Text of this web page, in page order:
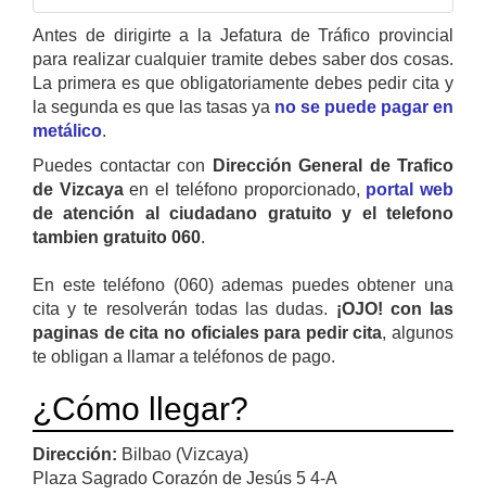
Antes de dirigirte a la Jefatura de Tráfico provincial
para realizar cualquier tramite debes saber dos cosas.
La primera es que obligatoriamente debes pedir cita y
la segunda es que las tasas ya no se puede pagar en
metálico.
Puedes contactar con
Dirección General de Trafico
de Vizcayaen el teléfono proporcionado, portal web
de atención al ciudadano gratuito y el telefono
tambien gratuito 060.
En este teléfono (060) ademas puedes obtener una
cita y te resolverán todas las dudas. ¡OJO! con las
paginas de cita no oficiales para pedir cita, algunos
te obligan a llamar a teléfonos de pago.
¿Cómo llegar?
Dirección: Bilbao (Vizcaya)
Plaza Sagrado Corazón de Jesús 5 4-A